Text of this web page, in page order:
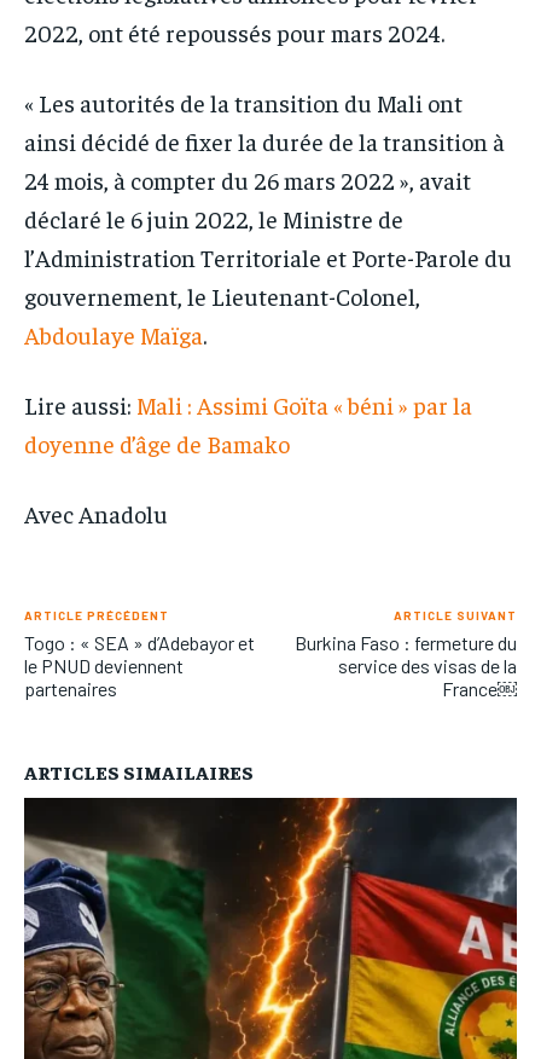
2022, ont été repoussés pour mars 2024.
« Les autorités de la transition du Mali ont
ainsi décidé de fixer la durée de la transition à
24 mois, à compter du 26 mars 2022 », avait
déclaré le 6 juin 2022, le Ministre de
l’Administration Territoriale et Porte-Parole du
gouvernement, le Lieutenant-Colonel,
Abdoulaye Maïga.
Lire aussi: Mali : Assimi Goïta « béni » par la
doyenne d’âge de Bamako
Avec Anadolu
ARTICLE PRÉCÉDENT
Togo : « SEA » d’Adebayor et
le PNUD deviennent
partenaires
ARTICLE SUIVANT
Burkina Faso : fermeture du
service des visas de la
France￼
ARTICLES SIMAILAIRES